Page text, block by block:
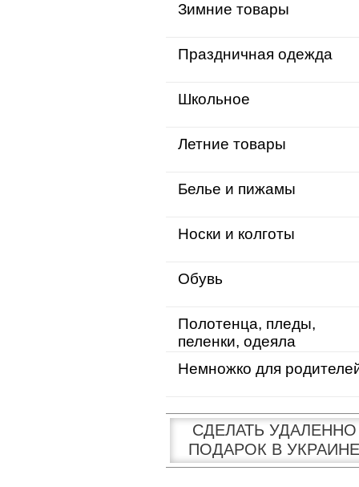
Зимние товары
Праздничная одежда
Школьное
Летние товары
Белье и пижамы
Носки и колготы
Обувь
Полотенца, пледы,
пеленки, одеяла
Немножко для
СДЕЛАТЬ УДАЛЕННО
ПОДАРОК В УКРАИНЕ